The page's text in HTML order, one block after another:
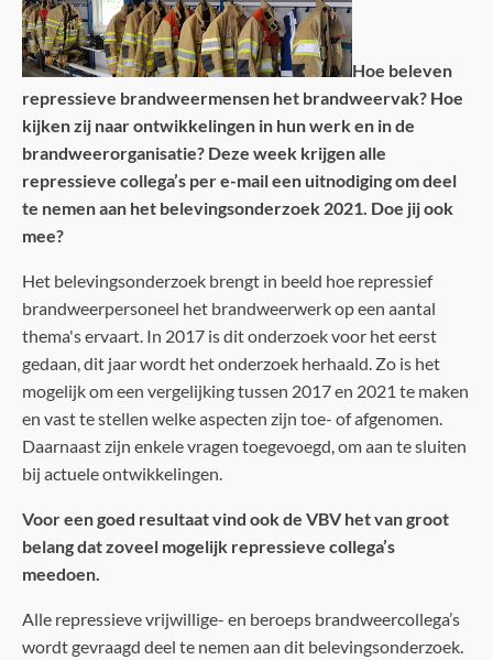
Hoe beleven
repressieve brandweermensen het brandweervak? Hoe
kijken zij naar ontwikkelingen in hun werk en in de
brandweerorganisatie? Deze week krijgen alle
repressieve collega’s per e-mail een uitnodiging om deel
te nemen aan het belevingsonderzoek 2021. Doe jij ook
mee?
Het belevingsonderzoek brengt in beeld hoe repressief
brandweerpersoneel het brandweerwerk op een aantal
thema's ervaart. In 2017 is dit onderzoek voor het eerst
gedaan, dit jaar wordt het onderzoek herhaald. Zo is het
mogelijk om een vergelijking tussen 2017 en 2021 te maken
en vast te stellen welke aspecten zijn toe- of afgenomen.
Daarnaast zijn enkele vragen toegevoegd, om aan te sluiten
bij actuele ontwikkelingen.
Voor een goed resultaat vind ook de VBV het van groot
belang dat zoveel mogelijk repressieve collega’s
meedoen.
Alle repressieve vrijwillige- en beroeps brandweercollega’s
wordt gevraagd deel te nemen aan dit belevingsonderzoek.